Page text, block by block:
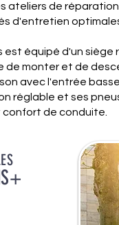
ateliers de
d'entretien
est équipé d'un
de monter et de
avec l'entrée
réglable et ses
confort de conduite.